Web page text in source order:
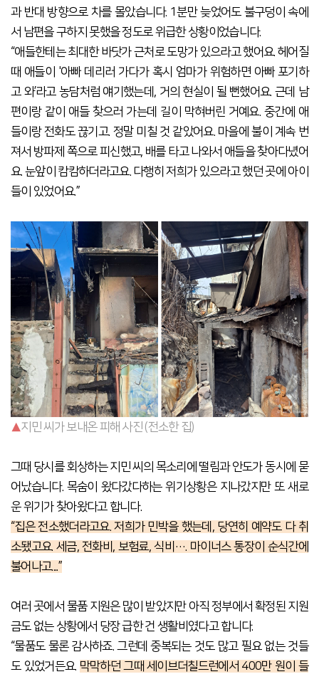
과 반대 방향으로 차를 몰았습니다. 1분만 늦었어도 불구덩이 속에
서 남편을 구하지 못했을 정도로 위급한 상황이었습니다.
“애들한테는 최대한 바닷가 근처로 도망가 있으라고 했어요. 헤어질
때 애들이 '아빠 데리러 가다가 혹시 엄마가 위험하면 아빠 포기하
고 와’라고 농담처럼 얘기했는데, 거의 현실이 될 뻔했어요. 근데 남
편이랑 같이 애들 찾으러 가는데 길이 막혀버린 거예요. 중간에 애
들이랑 전화도 끊기고. 정말 미칠 것 같았어요. 마을에 불이 계속 번
져서 방파제 쪽으로 피신했고, 배를 타고 나와서 애들을 찾아다녔어
요. 눈앞이 캄캄하더라고요. 다행히 저희가 있으라고 했던 곳에 아이
들이 있었어요.”
▲지민 씨가 보내온 피해 사진 (전소한 집)
그때 당시를 회상하는 지민 씨의 목소리에 떨림과 안도가 동시에 묻
어났습니다. 목숨이 왔다갔다하는 위기상황은 지나갔지만 또 새로
운 위기가 찾아왔다고 합니다.
“집은 전소했더라고요. 저희가 민박을 했는데, 당연히 예약도 다 취
소됐고요. 세금, 전화비, 보험료, 식비…. 마이너스 통장이 순식간에
불어나고....”
여러 곳에서 물품 지원은 많이 받았지만 아직 정부에서 확정된 지원
금도 없는 상황에서 당장 급한 건 생활비였다고 합니다.
“물품도 물론 감사하죠. 그런데 중복되는 것도 많고 필요 없는 것들
도 있었거든요. 막막하던 그때 세이브더칠드런에서 400만 원이 들